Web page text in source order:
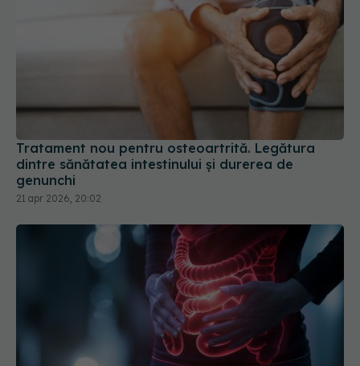
Tratament nou pentru osteoartrită. Legătura
dintre sănătatea intestinului și durerea de
genunchi
21 apr 2026, 20:02